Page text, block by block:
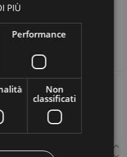
PER SAPERE DI PIÙ
PIÙ
Performance
Non
classificati